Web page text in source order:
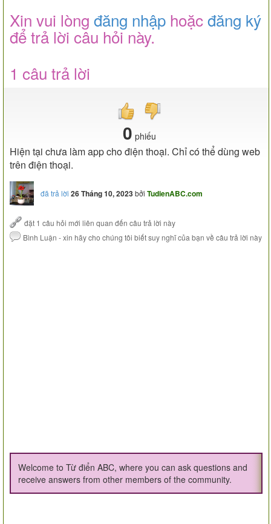
Xin vui lòng đăng nhập hoặcđăng ký
để trả lời câu hỏi này.
1 câu trả lời
0 phiếu
Hiện tại chưa làm app cho điện thoại. Chỉ có thể dùng web
trên điện thoại.
đã trả lời 26 Tháng 10, 2023bởi TudienABC.com
Welcome to Từ điển ABC, where you can ask questions and
receive answers from other members of the community.